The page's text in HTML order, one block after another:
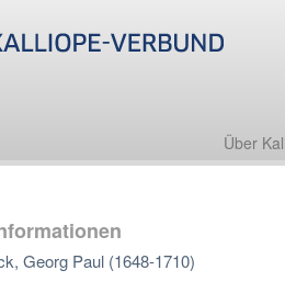
Über
Georg Paul (1648-1710)